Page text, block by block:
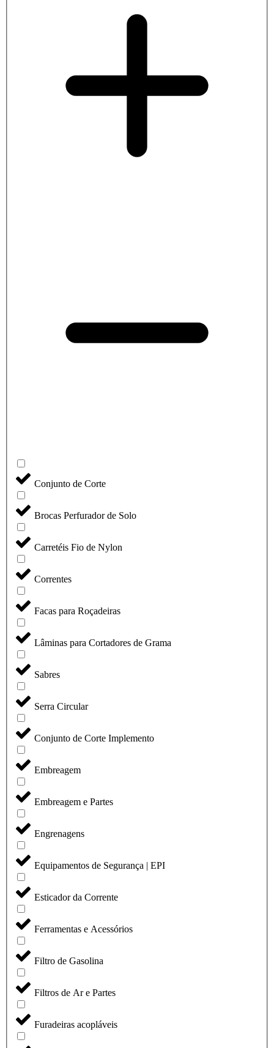
Conjunto de Corte
Brocas Perfurador de Solo
Carretéis Fio de Nylon
Correntes
Facas para Roçadeiras
Lâminas para Cortadores de Grama
Sabres
Serra Circular
Conjunto de Corte Implemento
Embreagem
Embreagem e Partes
Engrenagens
Equipamentos de Segurança | EPI
Esticador da Corrente
Ferramentas e Acessórios
Filtro de Gasolina
Filtros de Ar e Partes
Furadeiras acopláveis